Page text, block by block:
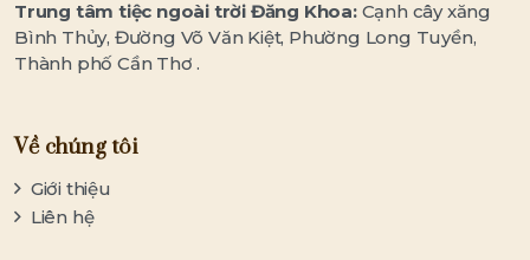
Trung tâm tiệc ngoài trời Đăng Khoa:Cạnh cây xăng
Bình Thủy, Đường Võ Văn Kiệt, Phường Long Tuyền,
Thành phố Cần Thơ .
Về chúng tôi
Giới thiệu
Liên hệ